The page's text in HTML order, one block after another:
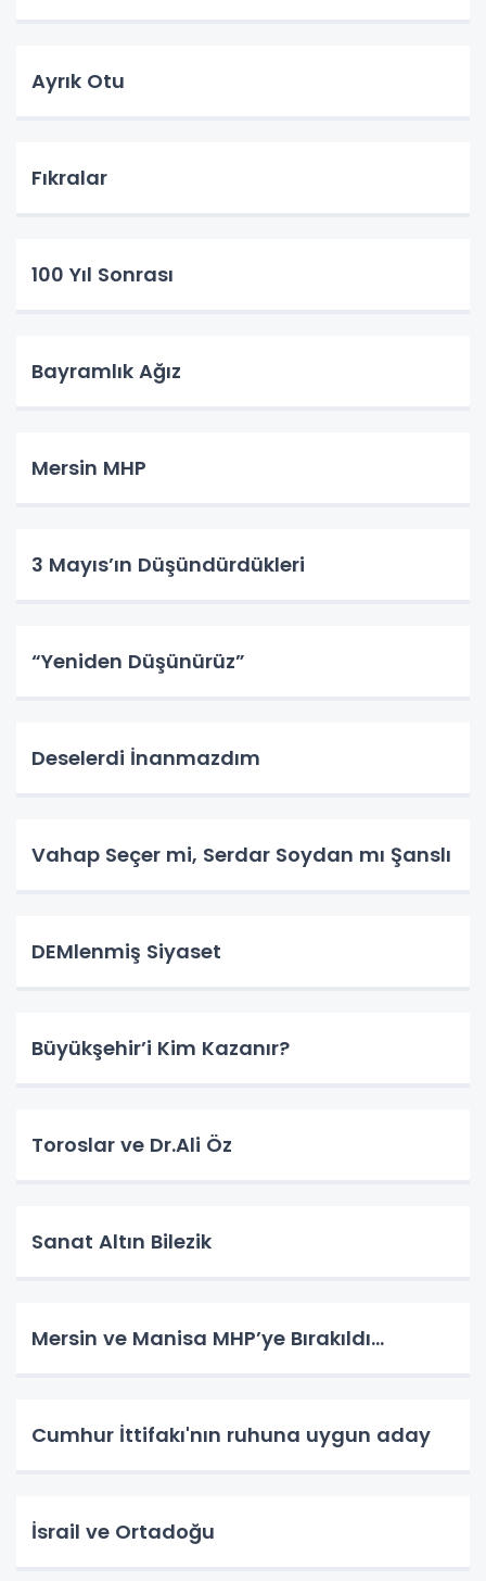
Ayrık Otu
Fıkralar
100 Yıl Sonrası
Bayramlık Ağız
Mersin MHP
3 Mayıs’ın Düşündürdükleri
“Yeniden Düşünürüz”
Deselerdi İnanmazdım
Vahap Seçer mi, Serdar Soydan mı Şanslı
DEMlenmiş Siyaset
Büyükşehir’i Kim Kazanır?
Toroslar ve Dr.Ali Öz
Sanat Altın Bilezik
Mersin ve Manisa MHP’ye Bırakıldı…
Cumhur İttifakı'nın ruhuna uygun aday
İsrail ve Ortadoğu